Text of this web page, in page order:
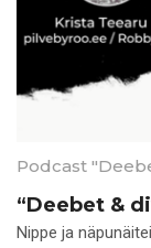
Podcast
“Deebet &
Nippe ja